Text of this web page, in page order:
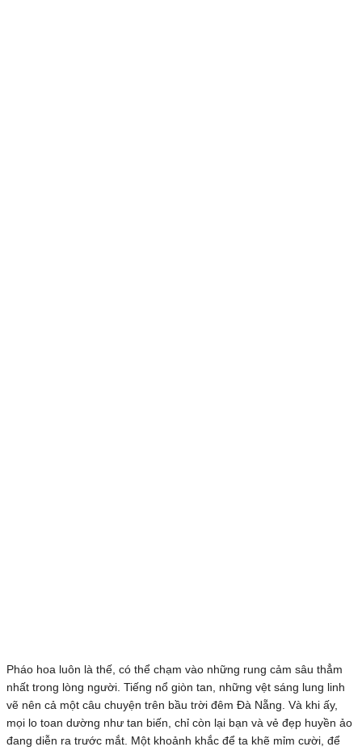
Pháo hoa luôn là thế, có thể chạm vào những rung cảm sâu thẳm
nhất trong lòng người. Tiếng nổ giòn tan, những vệt sáng lung linh
vẽ nên cả một câu chuyện trên bầu trời đêm Đà Nẵng. Và khi ấy,
mọi lo toan dường như tan biến, chỉ còn lại bạn và vẻ đẹp huyền ảo
đang diễn ra trước mắt. Một khoảnh khắc để ta khẽ mỉm cười, để